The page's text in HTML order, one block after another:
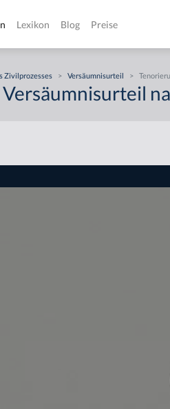
Lexikon Blog Preise
Zivilprozesses > Versäumnisurteil >